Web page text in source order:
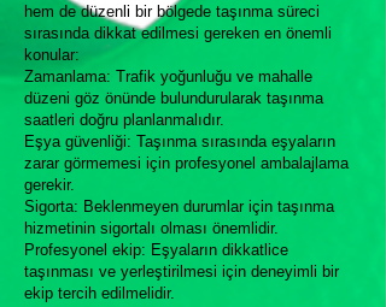
hem de düzenli bir bölgede taşınma süreci
sırasında dikkat edilmesi gereken en önemli
konular:
Zamanlama: Trafik yoğunluğu ve mahalle
düzeni göz önünde bulundurularak taşınma
saatleri doğru planlanmalıdır.
Eşya güvenliği: Taşınma sırasında eşyaların
zarar görmemesi için profesyonel ambalajlama
gerekir.
Sigorta: Beklenmeyen durumlar için taşınma
hizmetinin sigortalı olması önemlidir.
Profesyonel ekip: Eşyaların dikkatlice
taşınması ve yerleştirilmesi için deneyimli bir
ekip tercih edilmelidir.